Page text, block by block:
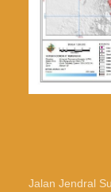
Jalan Jendral